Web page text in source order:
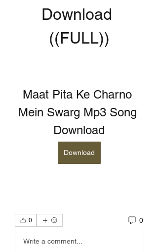
Download
((FULL))
Maat Pita Ke Charno
Mein Swarg Mp3 Song
Download
Download
0 0
Write a comment...